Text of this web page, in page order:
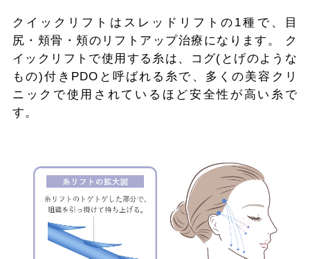
クイックリフトはスレッドリフトの1種で、目
尻・頬骨・頬のリフトアップ治療になります。 ク
イックリフトで使用する糸は、コグ(とげのような
もの)付きPDOと呼ばれる糸で、多くの美容クリ
ニックで使用されているほど安全性が高い糸で
す。